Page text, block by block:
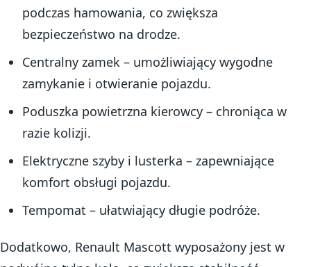
podczas hamowania, co zwiększa
bezpieczeństwo na drodze.
Centralny zamek – umożliwiający wygodne
zamykanie i otwieranie pojazdu.
Poduszka powietrzna kierowcy – chroniąca w
razie kolizji.
Elektryczne szyby i lusterka – zapewniające
komfort obsługi pojazdu.
Tempomat – ułatwiający długie podróże.
Dodatkowo, Renault Mascott wyposażony jest w